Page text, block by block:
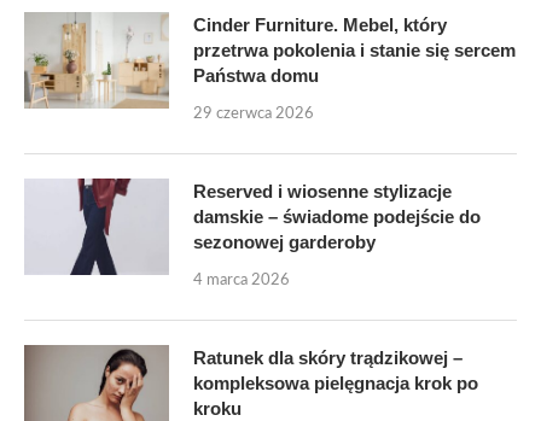
Cinder Furniture. Mebel, który
przetrwa pokolenia i stanie się sercem
Państwa domu
29 czerwca 2026
Reserved i wiosenne stylizacje
damskie – świadome podejście do
sezonowej garderoby
4 marca 2026
Ratunek dla skóry trądzikowej –
kompleksowa pielęgnacja krok po
kroku